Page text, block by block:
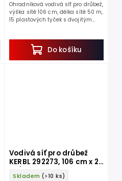
Do košíku
Ohradníková vodivá síť pro drůbež,
výška sítě 106 cm, délka sítě 50 m,
15 plastových tyček s dvojitým
Vodivá síť pro drůbež
KERBL 292273, 106 cm x 25
m / 2 hroty
Skladem (>10 ks)